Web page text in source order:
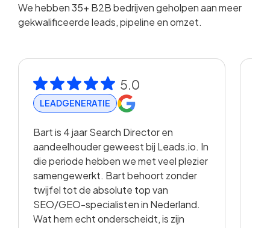
We hebben 35+ B2B bedrijven geholpen aan meer
gekwalificeerde leads, pipeline en omzet.
5.0
LEADGENERATIE
Bart is 4 jaar Search Director en
aandeelhouder geweest bij Leads.io. In
die periode hebben we met veel plezier
samengewerkt. Bart behoort zonder
twijfel tot de absolute top van
SEO/GEO-specialisten in Nederland.
Wat hem echt onderscheidt, is zijn